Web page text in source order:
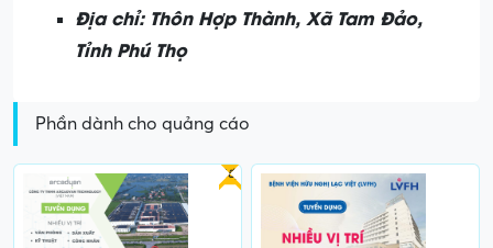
Địa chỉ: Thôn Hợp Thành, Xã Tam Đảo,
Tỉnh Phú Thọ
Phần dành cho quảng cáo
Gấp